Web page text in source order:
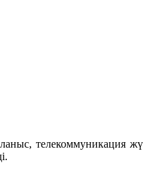
телекоммуникация